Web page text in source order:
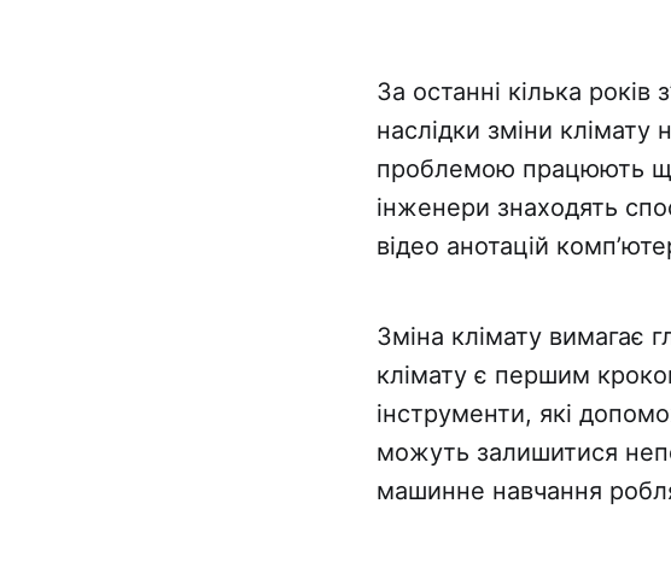
За останні кілька років
наслідки зміни
проблемою працюють
інженери знаходять
відео анотацій
Зміна клімату вимагає
клімату є першим
інструменти, які
можуть залишитися
машинне навчання